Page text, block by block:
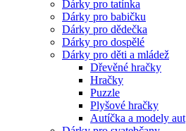
Dárky pro tatínka
Dárky pro babičku
Dárky pro dědečka
Dárky pro dospělé
Dárky pro děti a mládež
Dřevěné hračky
Hračky
Puzzle
Plyšové hračky
Autíčka a modely aut